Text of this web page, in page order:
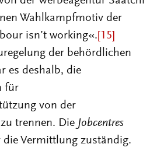
Wahlkampfmotiv der
isn’t working«. [15]
der behördlichen
es deshalb, die
für
von der
trennen. Die Jobcentres
Vermittlung zuständig.